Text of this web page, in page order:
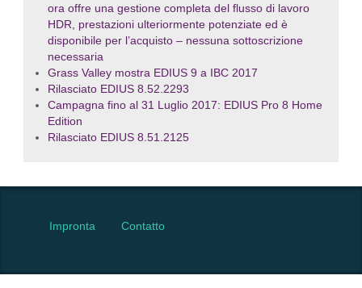
ora offre una gestione completa del flusso di lavoro
HDR, prestazioni ulteriormente potenziate ed è
disponibile per l’acquisto – nessuna sottoscrizione
necessaria
Grass Valley mostra EDIUS 9 a IBC 2017
Rilasciato EDIUS 8.52.2293
Campagna fino al 31 Luglio 2017: EDIUS Pro 8 Home
Edition
Rilasciato EDIUS 8.51.2125
Impronta Contatto